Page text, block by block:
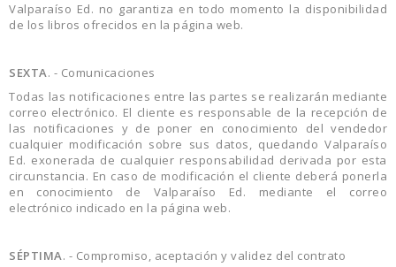
Valparaíso Ed. no garantiza en todo momento la disponibilidad
de los libros ofrecidos en la página web.
SEXTA. - Comunicaciones
Todas las notificaciones entre las partes se realizarán mediante
correo electrónico. El cliente es responsable de la recepción de
las notificaciones y de poner en conocimiento del vendedor
cualquier modificación sobre sus datos, quedando Valparaíso
Ed. exonerada de cualquier responsabilidad derivada por esta
circunstancia. En caso de modificación el cliente deberá ponerla
en conocimiento de Valparaíso Ed. mediante el correo
electrónico indicado en la página web.
SÉPTIMA. - Compromiso, aceptación y validez del contrato